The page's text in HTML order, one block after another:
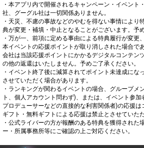
・本アプリ内で開催されるキャンペーン・イベント
社、グーグル社は一切関係ありません。
・天災、不慮の事故などのやむを得ない事情により
典が変更・補填・中止となることがございます。予
・万が一、前項に定める事由による特典履行が変更
本イベントの応援ポイントが取り消しされた場合で
会社は当該応援ポイントにかかるデジタルコンテン
の他の返還はいたしません。予めご了承ください。
・イベント終了後に減算されてポイント未達成にな
させていただく場合があります。
・ランキングが関わるイベントの場合、グループメ
ト、個人アカウント問わず)、または、イベント参加
プロデューサーなどの直接的な利害関係者)の応援
ギフト・無料ギフトによる応援は禁止とさせていた
・公式ライバーの方が報酬のある特典を獲得された